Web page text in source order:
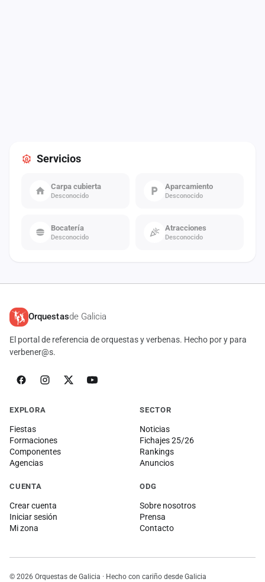
Servicios
Carpa cubierta
Desconocido
Aparcamiento
Desconocido
Bocatería
Desconocido
Atracciones
Desconocido
Orquestasde Galicia
El portal de referencia de orquestas y verbenas. Hecho por y para
verbener@s.
EXPLORA
Fiestas
Formaciones
Componentes
Agencias
SECTOR
Noticias
Fichajes 25/26
Rankings
Anuncios
CUENTA
Crear cuenta
Iniciar sesión
Mi zona
ODG
Sobre nosotros
Prensa
Contacto
© 2026 Orquestas de Galicia · Hecho con cariño desde Galicia